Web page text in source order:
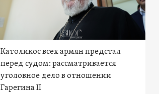
Католикос всех армян предстал
перед судом: рассматривается
уголовное дело в отношении
Гарегина II